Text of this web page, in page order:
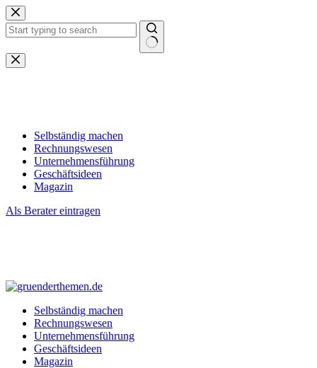
Zum
Inhalt
springen
Keine
Ergebnisse
Selbständig machen
Rechnungswesen
Unternehmensführung
Geschäftsideen
Magazin
Als Berater eintragen
Selbständig machen
Rechnungswesen
Unternehmensführung
Geschäftsideen
Magazin